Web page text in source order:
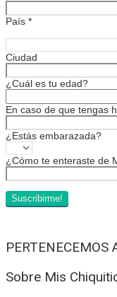
País *
Ciudad
¿Cuál es tu edad?
En caso de que tengas
¿Estás embarazada?
¿Cómo te enteraste de
PERTENECEMOS
Sobre Mis